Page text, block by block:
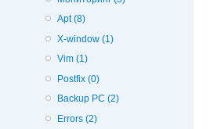
Apt (8)
X-window (1)
Vim (1)
Postfix (0)
Backup PC (2)
Errors (2)